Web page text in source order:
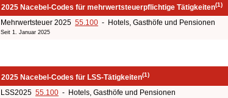
2025 Nacebel-Codes für mehrwertsteuerpflichtige Tätigkeiten(1)
Mehrwertsteuer 2025 55.100 - Hotels, Gasthöfe und Pensionen
Seit 1. Januar 2025
2025 Nacebel-Codes für LSS-Tätigkeiten(1)
LSS2025 55.100 - Hotels, Gasthöfe und Pensionen